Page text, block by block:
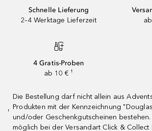
Schnelle Lieferung
2–4 Werktage Lieferzeit
4 Gratis-Proben
ab 10 € ¹
¹
Die Bestellung darf nicht allein aus
Produkten mit der Kennzeichnung
und/oder Geschenkgutscheinen bestehen.
möglich bei der Versandart Click & Collect